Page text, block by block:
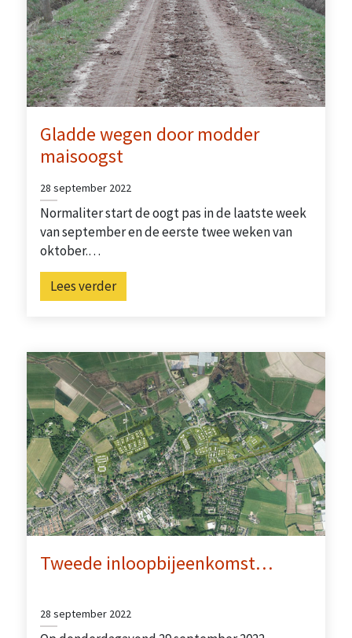
Gladde wegen door modder
maisoogst
28 september 2022
Normaliter start de oogt pas in de laatste week
van september en de eerste twee weken van
oktober.…
Lees verder
Tweede inloopbijeenkomst…
28 september 2022